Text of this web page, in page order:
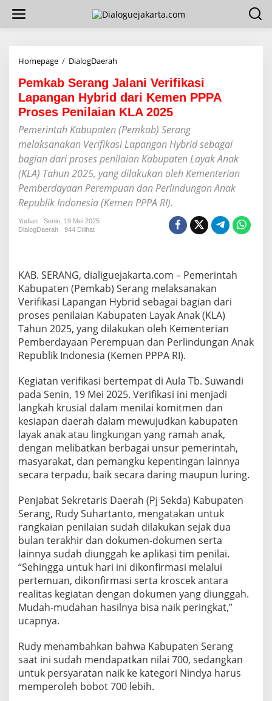
w
Homepage / DialogDaerah
m
k
a
b
S
e
r
a
n
g
J
a
e
r
i
f
i
k
a
s
i
a
p
a
n
g
a
n
H
y
b
i
d
d
a
r
i
K
m
e
n
A
P
r
o
Pemkab Serang Jalani Verifikasi
Lapangan Hybrid dari Kemen PPPA
Proses Penilaian KLA 2025
Pemerintah Kabupaten (Pemkab) Serang
melaksanakan Verifikasi Lapangan Hybrid sebagai
bagian dari proses penilaian Kabupaten Layak Anak
(KLA) Tahun 2025, yang dilakukan oleh Kementerian
Pemberdayaan Perempuan dan Perlindungan Anak
Republik Indonesia (Kemen PPPA RI).
Yudian
Senin, 19 Mei 2025
DialogDaerah
944 Dilihat
KAB. SERANG, dialiguejakarta.com – Pemerintah
Kabupaten (Pemkab) Serang melaksanakan
Verifikasi Lapangan Hybrid sebagai bagian dari
proses penilaian Kabupaten Layak Anak (KLA)
Tahun 2025, yang dilakukan oleh Kementerian
Pemberdayaan Perempuan dan Perlindungan Anak
Republik Indonesia (Kemen PPPA RI).
Kegiatan verifikasi bertempat di Aula Tb. Suwandi
pada Senin, 19 Mei 2025. Verifikasi ini menjadi
langkah krusial dalam menilai komitmen dan
kesiapan daerah dalam mewujudkan kabupaten
layak anak atau lingkungan yang ramah anak,
dengan melibatkan berbagai unsur pemerintah,
masyarakat, dan pemangku kepentingan lainnya
secara terpadu, baik secara daring maupun luring.
Penjabat Sekretaris Daerah (Pj Sekda) Kabupaten
Serang, Rudy Suhartanto, mengatakan untuk
rangkaian penilaian sudah dilakukan sejak dua
bulan terakhir dan dokumen-dokumen serta
lainnya sudah diunggah ke aplikasi tim penilai.
“Sehingga untuk hari ini dikonfirmasi melalui
pertemuan, dikonfirmasi serta kroscek antara
realitas kegiatan dengan dokumen yang diunggah.
Mudah-mudahan hasilnya bisa naik peringkat,”
ucapnya.
Rudy menambahkan bahwa Kabupaten Serang
saat ini sudah mendapatkan nilai 700, sedangkan
untuk persyaratan naik ke kategori Nindya harus
memperoleh bobot 700 lebih.